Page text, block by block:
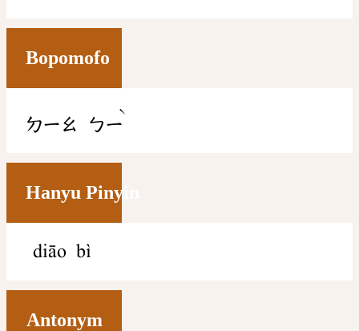
Bopomofo
ㄉㄧㄠ ㄅㄧ
ˋ
Hanyu Pinyin
diāo bì
Antonym